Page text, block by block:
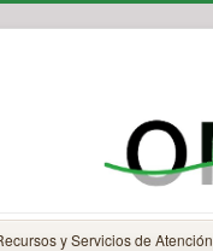
y Servicios de Atención